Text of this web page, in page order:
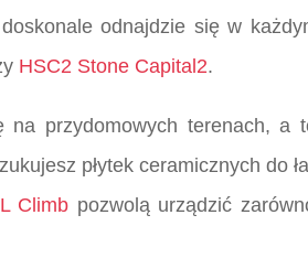
odnajdzie się w
HSC2 Stone Capital2.
na przydomowych terenach,
płytek ceramicznych do
Climb pozwolą urządzić